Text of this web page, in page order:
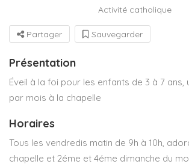
Activité catholique
Partager Sauvegarder
Présentation
Éveil à la foi pour les enfants de 3 à 7 ans,
par mois à la chapelle
Horaires
Tous les vendredis matin de 9h à 10h,
chapelle et 2éme et 4éme dimanche du